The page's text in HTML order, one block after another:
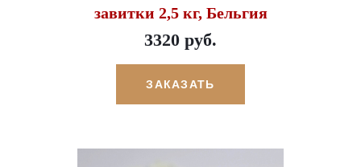
завитки 2,5 кг, Бельгия
3320 руб.
ЗАКАЗАТЬ